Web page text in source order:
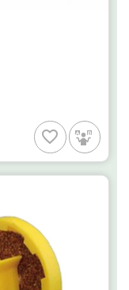
favorite_border